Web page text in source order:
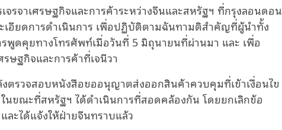
รจาเศรษฐกิจและการค้าระหว่างจีนและสหรัฐฯ ที่กรุงลอนดอน
ะเอียดการดำเนินการ เพื่อปฏิบัติตามฉันทามติสำคัญที่ผู้นำทั้ง
รพูดคุยทางโทรศัพท์เมื่อวันที่ 5 มิถุนายนที่ผ่านมา และ เพื่อ
ษฐกิจและการค้าที่เจนีวา
ตรวจสอบหนังสือขออนุญาตส่งออกสินค้าควบคุมที่เข้าเงื่อนไข
ขณะที่สหรัฐฯ ได้ดำเนินการที่สอดคล้องกัน โดยยกเลิกข้อ
ละได้แจ้งให้ฝ่ายจีนทราบแล้ว